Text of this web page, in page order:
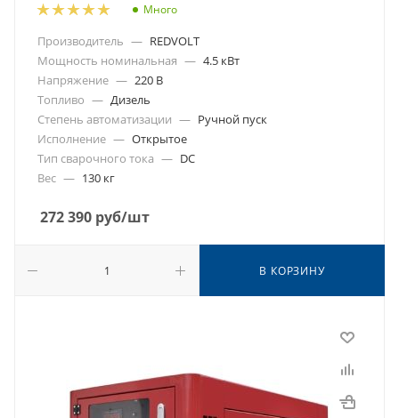
Много
Производитель — REDVOLT
Мощность номинальная — 4.5 кВт
Напряжение — 220 В
Топливо — Дизель
Степень автоматизации — Ручной пуск
Исполнение — Открытое
Тип сварочного тока — DC
Вес — 130 кг
272 390 руб/шт
В КОРЗИНУ